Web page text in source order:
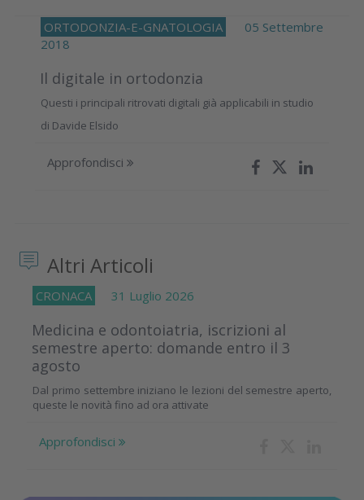
ORTODONZIA-E-GNATOLOGIA
05 Settembre
2018
Il digitale in ortodonzia
Questi i principali ritrovati digitali già applicabili in studio
di Davide Elsido
Approfondisci
Altri Articoli
CRONACA 31 Luglio 2026
Medicina e odontoiatria, iscrizioni al
semestre aperto: domande entro il 3
agosto
Dal primo settembre iniziano le lezioni del semestre aperto,
queste le novità fino ad ora attivate
Approfondisci